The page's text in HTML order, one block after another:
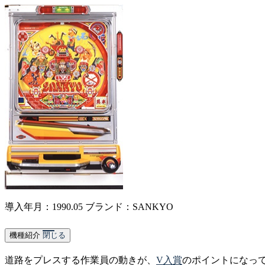
導入年月：1990.05 ブランド：SANKYO
機種紹介 閉じる
道路をプレスする作業員の動きが、 V入賞のポイントになっ